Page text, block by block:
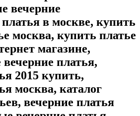
вечерние
в москве, купить
москва, купить платье
магазине,
платья,
2015 купить,
москва, каталог
вечерние платья